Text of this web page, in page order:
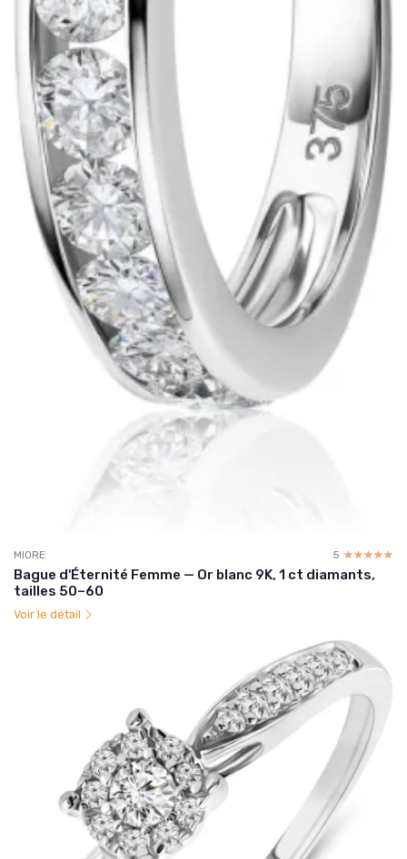
MIORE 5 ☆☆☆☆☆
★★★★★
Bague d'Éternité Femme — Or blanc 9K, 1 ct diamants,
tailles 50–60
Voir le détail